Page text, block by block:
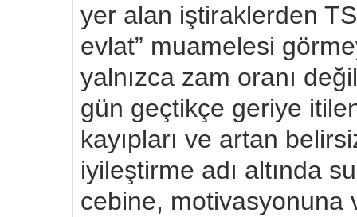
yer alan iştiraklerden
evlat” muamelesi
yalnızca zam oranı
gün geçtikçe geriye
kayıpları ve artan
iyileştirme adı altında
cebine, motivasyonuna